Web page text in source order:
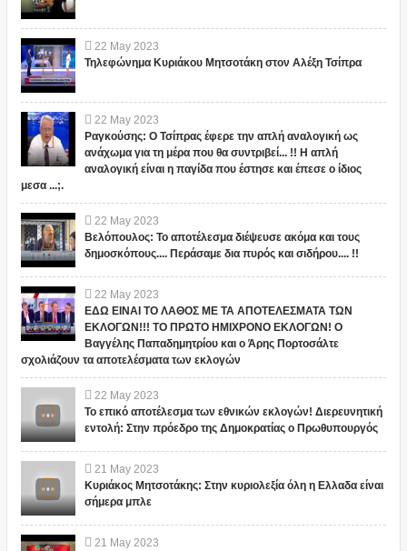
22 May 2023
Τηλεφώνημα Κυριάκου Μητσοτάκη στον Αλέξη Τσίπρα
22 May 2023
Ραγκούσης: Ο Τσίπρας έφερε την απλή αναλογική ως
ανάχωμα για τη μέρα που θα συντριβεί... !! Η απλή
αναλογική είναι η παγίδα που έστησε και έπεσε ο ίδιος
μεσα ...;.
22 May 2023
Βελόπουλος: Το αποτέλεσμα διέψευσε ακόμα και τους
δημοσκόπους.... Περάσαμε δια πυρός και σιδήρου.... !!
22 May 2023
ΕΔΩ ΕΙΝΑΙ ΤΟ ΛΑΘΟΣ ΜΕ ΤΑ ΑΠΟΤΕΛΕΣΜΑΤΑ ΤΩΝ
ΕΚΛΟΓΩΝ!!! ΤΟ ΠΡΩΤΟ ΗΜΙΧΡΟΝΟ ΕΚΛΟΓΩΝ! Ο
Βαγγέλης Παπαδημητρίου και ο Άρης Πορτοσάλτε
σχολιάζουν τα αποτελέσματα των εκλογών
22 May 2023
Το επικό αποτέλεσμα των εθνικών εκλογών! Διερευνητική
εντολή: Στην πρόεδρο της Δημοκρατίας ο Πρωθυπουργός
21 May 2023
Κυριάκος Μητσοτάκης: Στην κυριολεξία όλη η Ελλαδα είναι
σήμερα μπλε
21 May 2023